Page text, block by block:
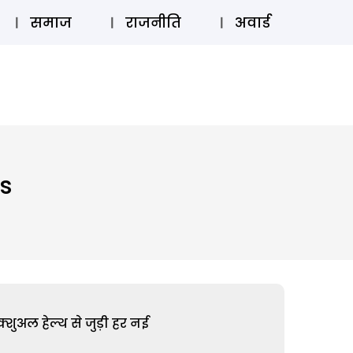
लॉग इन ⚲ SUBSCRIBE
समाज राजनीति अवार्ड
हेल्थ से जुड़ी हर नई